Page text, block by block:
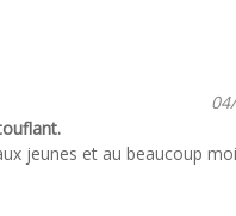
jeunes et au beaucoup